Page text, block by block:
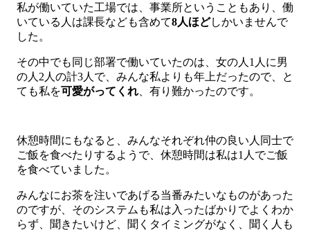
私が働いていた工場では、事業所ということもあり、働
いている人は課長なども含めて8人ほどしかいませんで
した。
その中でも同じ部署で働いていたのは、女の人1人に男
の人2人の計3人で、みんな私よりも年上だったので、と
ても私を可愛がってくれ 、有り難かったのです。
休憩時間にもなると、みんなそれぞれ仲の良い人同士で
ご飯を食べたりするようで、休憩時間は私は1人でご飯
を食べていました。
みんなにお茶を注いであげる当番みたいなものがあった
のですが、そのシステムも私は入ったばかりでよくわか
らず、聞きたいけど、聞くタイミングがなく、聞く人も